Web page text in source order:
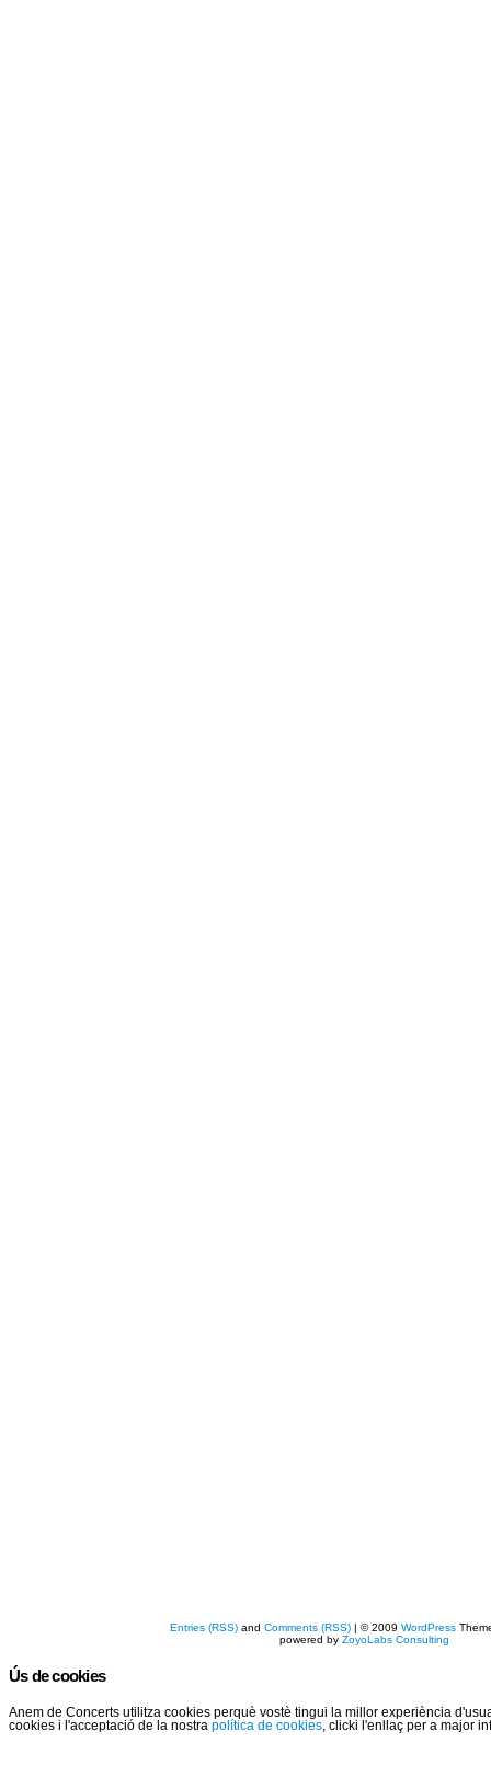
Entries (RSS) andComments (RSS) | © 2009WordPress
powered byZoyoLabs Consulting
Ús de cookies
Anem de Concerts utilitza cookies perquè vostè tingui la millor experiència
cookies i l'acceptació de la nostra política de cookies , clicki l'enllaç per a major